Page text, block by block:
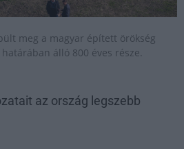
meg a magyar épített örökség
álló 800 éves része.
az ország legszebb